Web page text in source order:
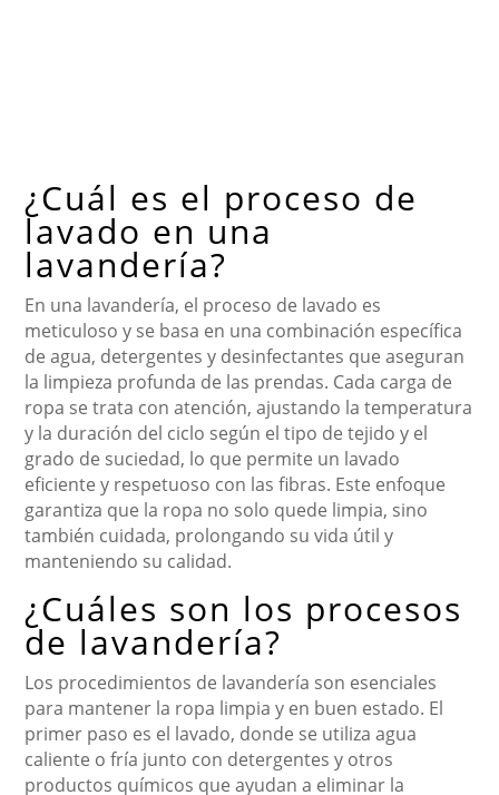
¿Cuál es el proceso de
lavado en una
lavandería?
En una lavandería, el proceso de lavado es
meticuloso y se basa en una combinación específica
de agua, detergentes y desinfectantes que aseguran
la limpieza profunda de las prendas. Cada carga de
ropa se trata con atención, ajustando la temperatura
y la duración del ciclo según el tipo de tejido y el
grado de suciedad, lo que permite un lavado
eficiente y respetuoso con las fibras. Este enfoque
garantiza que la ropa no solo quede limpia, sino
también cuidada, prolongando su vida útil y
manteniendo su calidad.
¿Cuáles son los procesos
de lavandería?
Los procedimientos de lavandería son esenciales
para mantener la ropa limpia y en buen estado. El
primer paso es el lavado, donde se utiliza agua
caliente o fría junto con detergentes y otros
productos químicos que ayudan a eliminar la